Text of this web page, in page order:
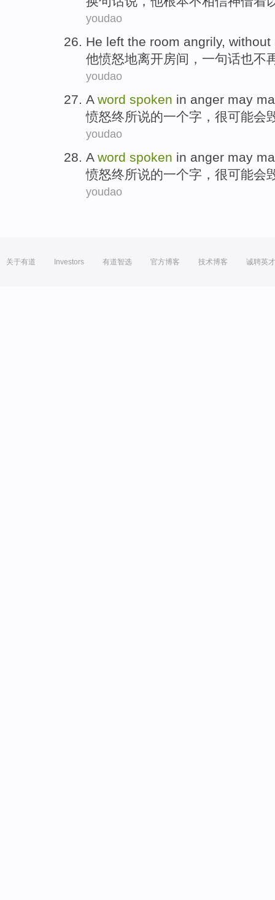
youdao
He left the room angrily,
他愤怒地离开房间 ， 一句话也不
youdao
A word spoken in anger may
愤怒终所说的一个字 ，很可能会
youdao
A word spoken in anger may
愤怒终所说的一个字 ，很可能会
youdao
关于有道 Investors 有道智选 官方博客 技术博客 诚聘英才